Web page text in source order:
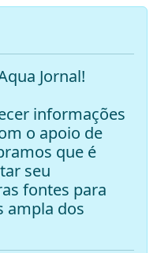
Jornal!
informações
o apoio de
que é
seu
fontes para
ampla dos